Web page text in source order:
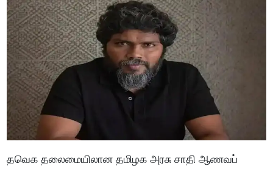
தவெக தலைமையிலான தமிழக அரசு சாதி ஆணவப்